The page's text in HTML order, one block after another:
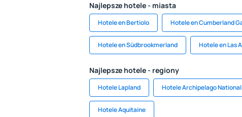
Najlepsze hotele - miasta
Hotele en Bertiolo Hotele en Cumberland
Hotele en Südbrookmerland Hotele en Las
Najlepsze hotele - regiony
Hotele Lapland Hotele Archipelago
Hotele Aquitaine